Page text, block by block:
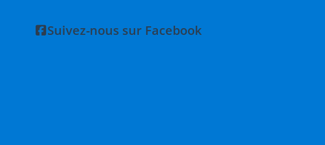
Suivez-nous sur Facebook